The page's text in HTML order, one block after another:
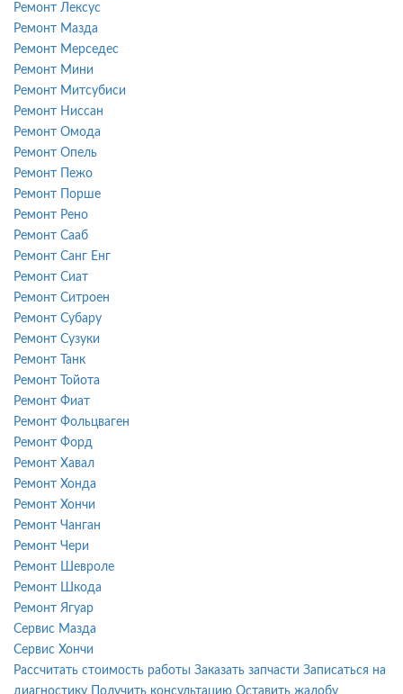
Ремонт Лексус
Ремонт Мазда
Ремонт Мерседес
Ремонт Мини
Ремонт Митсубиси
Ремонт Ниссан
Ремонт Омода
Ремонт Опель
Ремонт Пежо
Ремонт Порше
Ремонт Рено
Ремонт Сааб
Ремонт Санг Енг
Ремонт Сиат
Ремонт Ситроен
Ремонт Субару
Ремонт Сузуки
Ремонт Танк
Ремонт Тойота
Ремонт Фиат
Ремонт Фольцваген
Ремонт Форд
Ремонт Хавал
Ремонт Хонда
Ремонт Хончи
Ремонт Чанган
Ремонт Чери
Ремонт Шевроле
Ремонт Шкода
Ремонт Ягуар
Сервис Мазда
Сервис Хончи
Рассчитать стоимость работы Заказать запчасти Записаться на
диагностику
Получить консультацию Оставить жалобу